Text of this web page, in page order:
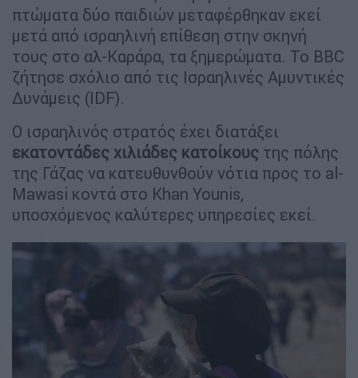
πτώματα δύο παιδιών μεταφέρθηκαν εκεί
μετά από ισραηλινή επίθεση στην σκηνή
τους στο αλ-Καράρα, τα ξημερώματα. Το BBC
ζήτησε σχόλιο από τις Ισραηλινές Αμυντικές
Δυνάμεις (IDF).
Ο ισραηλινός στρατός έχει διατάξει
εκατοντάδες χιλιάδες κατοίκους της πόλης
της Γάζας να κατευθυνθούν νότια προς το al-
Mawasi κοντά στο Khan Younis,
υποσχόμενος καλύτερες υπηρεσίες εκεί.